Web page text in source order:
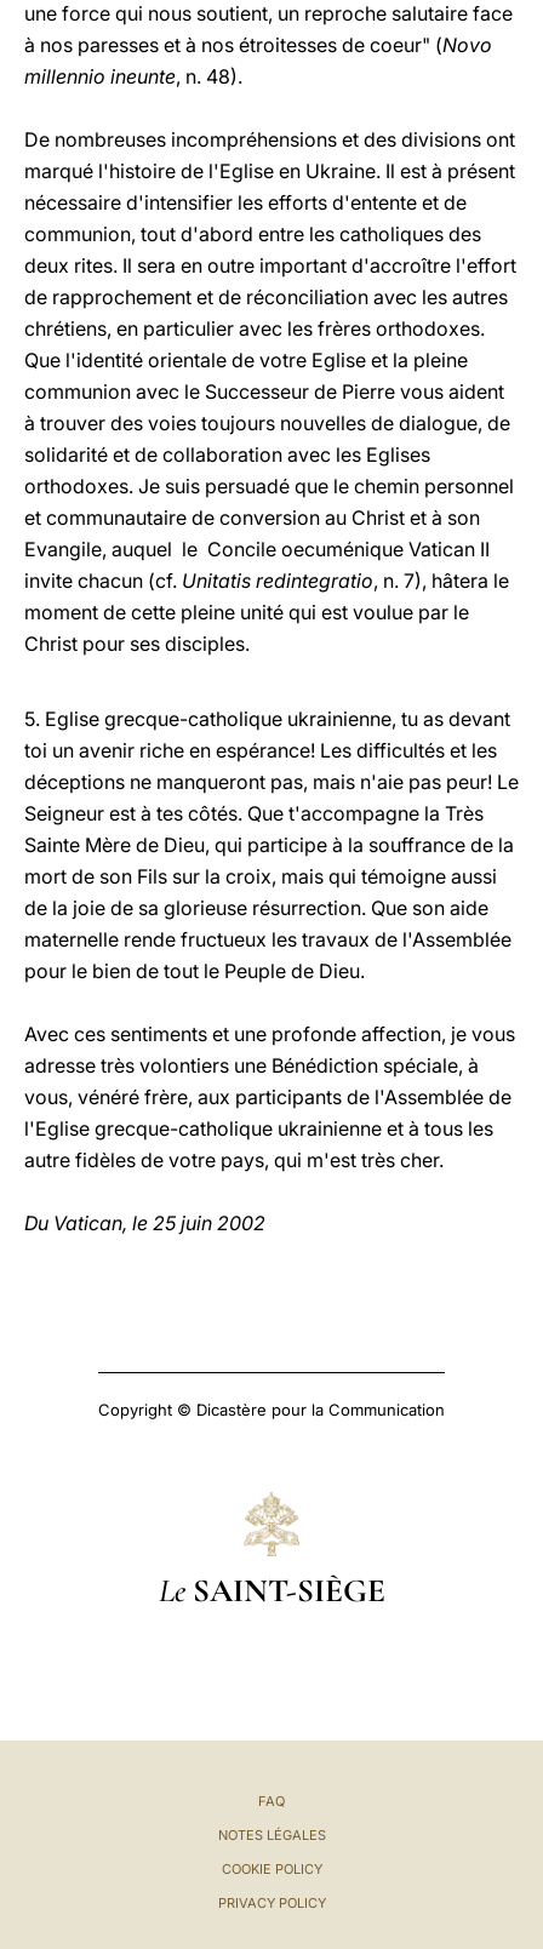
une force qui nous soutient, un reproche salutaire face
à nos paresses et à nos étroitesses de coeur" (Novo
millennio ineunte, n. 48).
De nombreuses incompréhensions et des divisions ont
marqué l'histoire de l'Eglise en Ukraine. Il est à présent
nécessaire d'intensifier les efforts d'entente et de
communion, tout d'abord entre les catholiques des
deux rites. Il sera en outre important d'accroître l'effort
de rapprochement et de réconciliation avec les autres
chrétiens, en particulier avec les frères orthodoxes.
Que l'identité orientale de votre Eglise et la pleine
communion avec le Successeur de Pierre vous aident
à trouver des voies toujours nouvelles de dialogue, de
solidarité et de collaboration avec les Eglises
orthodoxes. Je suis persuadé que le chemin personnel
et communautaire de conversion au Christ et à son
Evangile, auquel le Concile oecuménique Vatican II
invite chacun (cf. Unitatis redintegratio, n. 7), hâtera le
moment de cette pleine unité qui est voulue par le
Christ pour ses disciples.
5. Eglise grecque-catholique ukrainienne, tu as devant
toi un avenir riche en espérance! Les difficultés et les
déceptions ne manqueront pas, mais n'aie pas peur! Le
Seigneur est à tes côtés. Que t'accompagne la Très
Sainte Mère de Dieu, qui participe à la souffrance de la
mort de son Fils sur la croix, mais qui témoigne aussi
de la joie de sa glorieuse résurrection. Que son aide
maternelle rende fructueux les travaux de l'Assemblée
pour le bien de tout le Peuple de Dieu.
Avec ces sentiments et une profonde affection, je vous
adresse très volontiers une Bénédiction spéciale, à
vous, vénéré frère, aux participants de l'Assemblée de
l'Eglise grecque-catholique ukrainienne et à tous les
autre fidèles de votre pays, qui m'est très cher.
Du Vatican, le 25 juin 2002
Copyright © Dicastère pour la Communication
Le SAINT-SIÈGE
FAQ
NOTES LÉGALES
COOKIE POLICY
PRIVACY POLICY